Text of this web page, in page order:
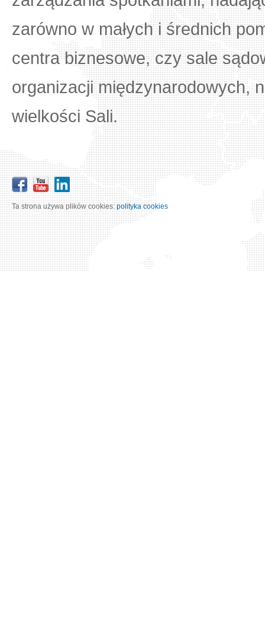
zarówno w małych i średnich
centra biznesowe, czy sale
organizacji międzynarodowych,
wielkości Sali.
Ta strona używa plików cookies:polityka cookies